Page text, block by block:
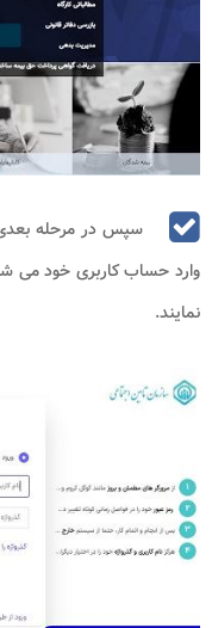
سپس در مرحله
وارد حساب کاربری خود می
نمایند.